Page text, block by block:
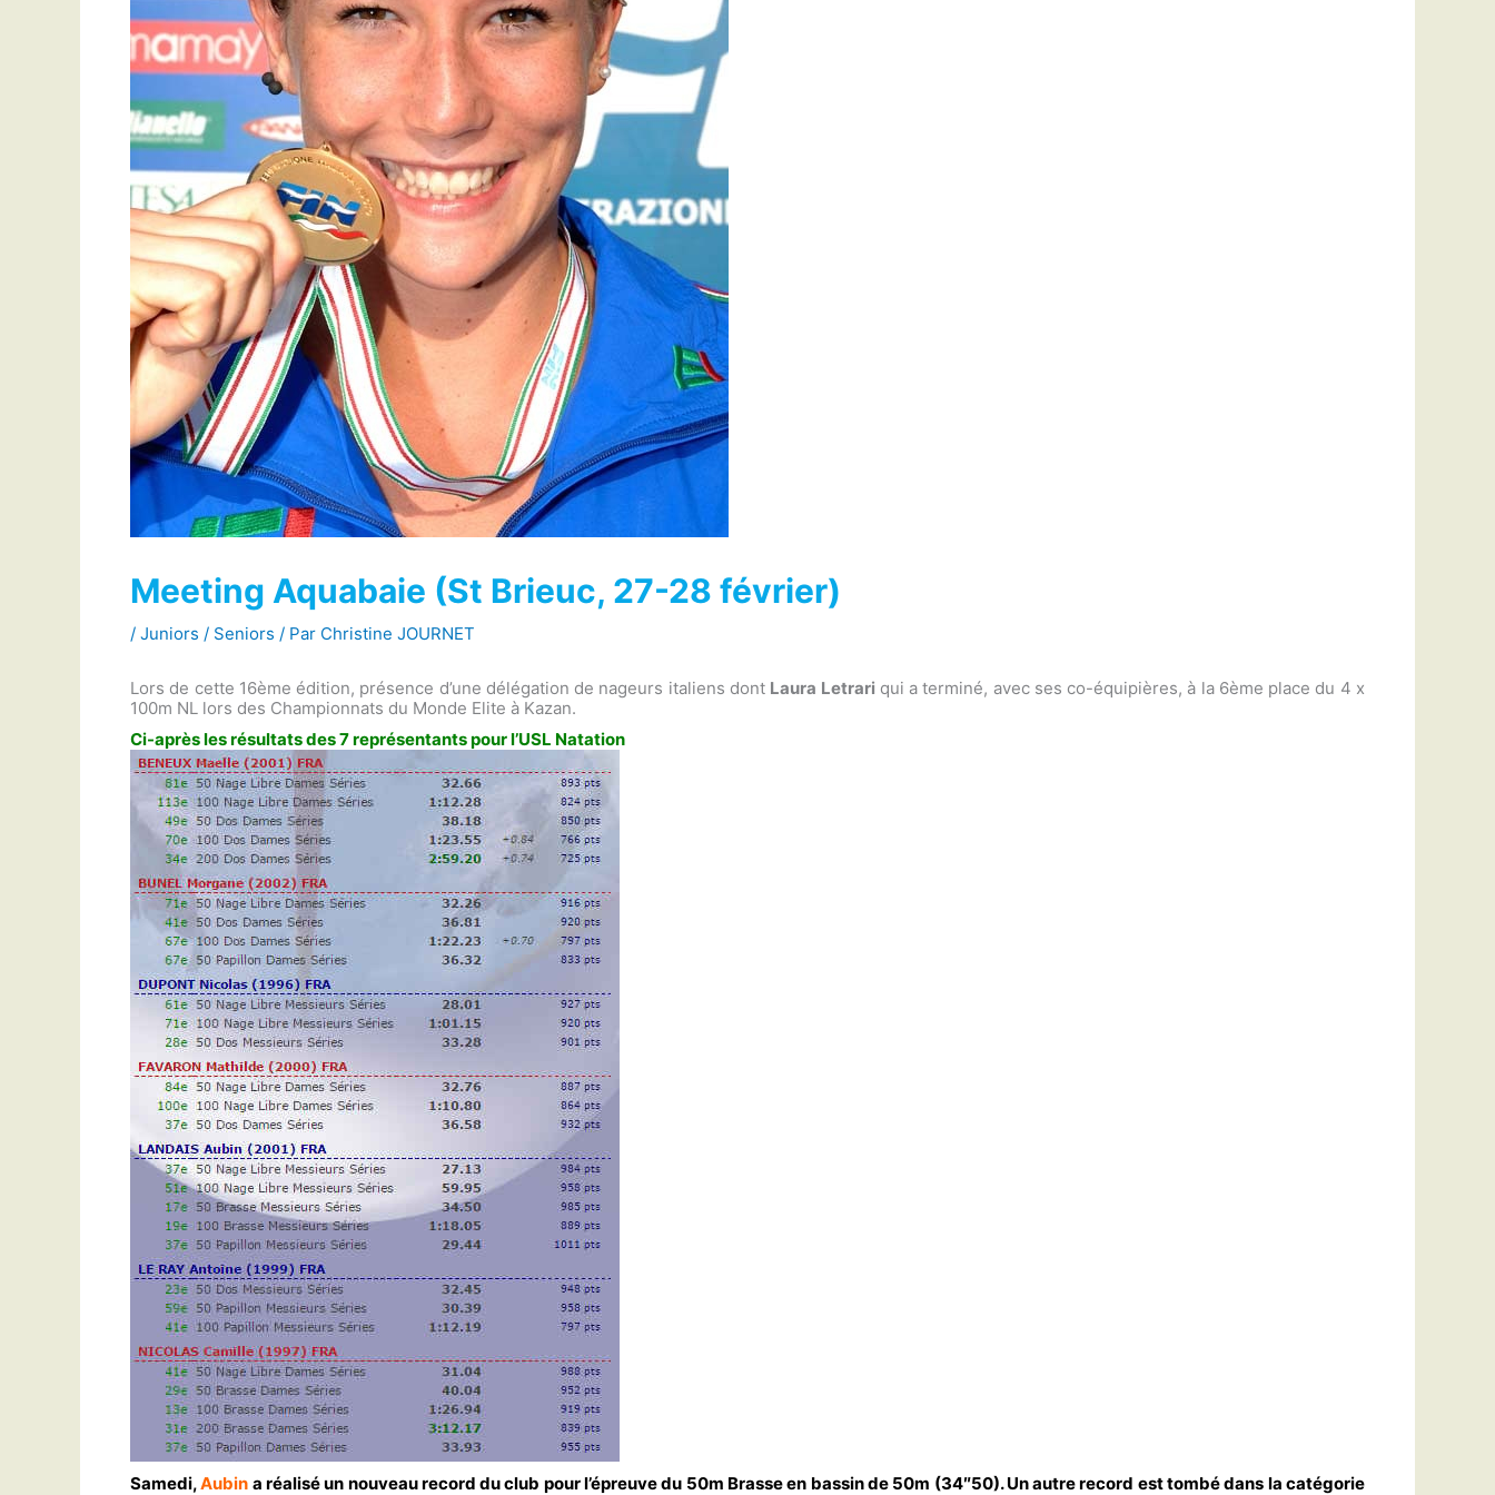
Meeting Aquabaie (St Brieuc, 27-28 février)
/ Juniors / Seniors / Par Christine JOURNET
Lors de cette 16ème édition, présence d’une délégation de nageurs italiens dont Laura Letrari qui a terminé, avec ses co-équipières, à la 6ème place du 4 x
100m NL lors des Championnats du Monde Elite à Kazan.
Ci-après les résultats des 7 représentants pour l’USL Natation
Samedi,Aubin a réalisé un nouveau record du club pour l’épreuve du 50m Brasse en bassin de 50m (34″50). Un autre record est tombé dans la catégorie